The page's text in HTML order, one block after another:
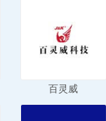
百灵威